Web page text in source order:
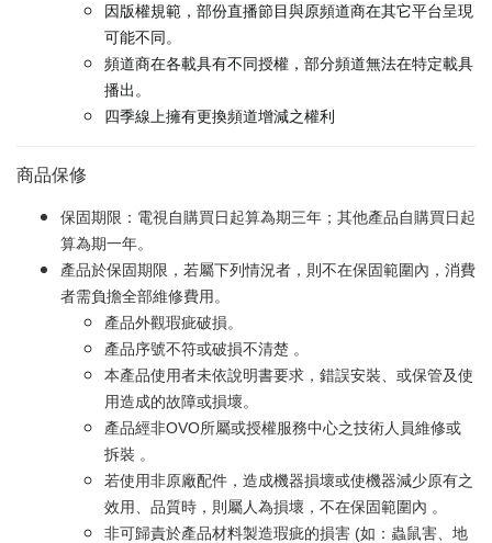
因版權規範，部份直播節目與原頻道商在其它平台呈現
可能不同。
頻道商在各載具有不同授權，部分頻道無法在特定載具
播出。
四季線上擁有更換頻道增減之權利
商品保修
保固期限：電視自購買日起算為期三年；其他產品自購買日起
算為期一年。
產品於保固期限，若屬下列情況者，則不在保固範圍內，消費
者需負擔全部維修費用。
產品外觀瑕疵破損。
產品序號不符或破損不清楚 。
本產品使用者未依說明書要求，錯誤安裝、或保管及使
用造成的故障或損壞。
產品經非OVO所屬或授權服務中心之技術人員維修或
拆裝 。
若使用非原廠配件，造成機器損壞或使機器減少原有之
效用、品質時，則屬人為損壞，不在保固範圍內 。
非可歸責於產品材料製造瑕疵的損害 (如：蟲鼠害、地